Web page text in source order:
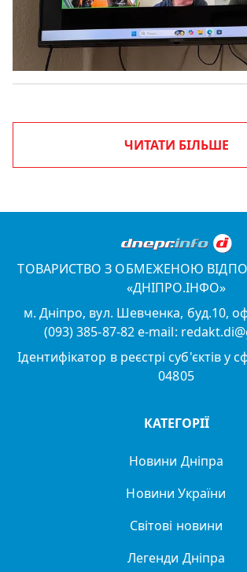
ЧИТАТИ БІЛЬШЕ
ТОВАРИСТВО З ОБМЕЖЕНОЮ
«ДНІПРО.ІНФО»
м. Дніпро, вул. Шевченка, буд.10,
(093) 385-87-82 e-mail:
Ідентифікатор в реєстрі суб'єктів у
04805
КАТЕГОРІЇ
Новини Дніпра
Новини України
Світові новини
Легенди Дніпра